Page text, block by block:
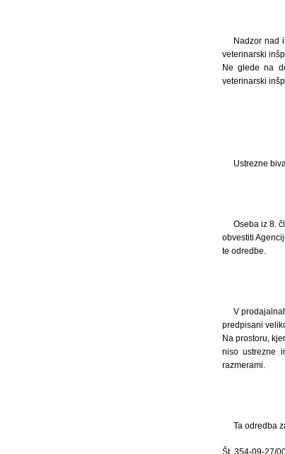
Nadzor nad
veterinarski
Ne glede na
veterinarski
Ustrezne
Oseba iz 8.
obvestiti
te odredbe.
V
predpisani
Na prostoru,
niso ustrezne
razmerami.
Ta odredba
Št. 354-09-27/